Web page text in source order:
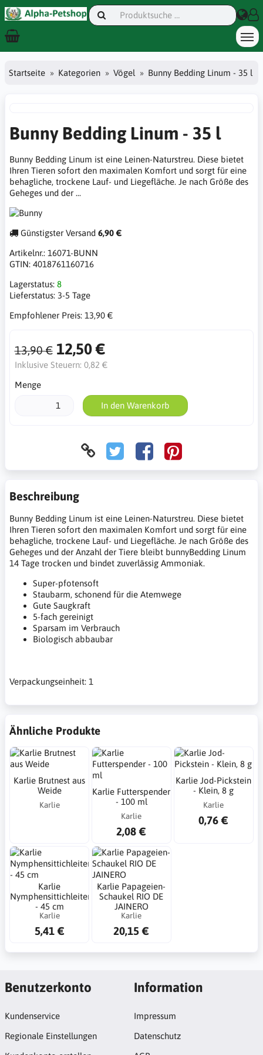
Startseite Kategorien Vögel Bunny Bedding Linum - 35 l
Bunny Bedding Linum - 35 l
Bunny Bedding Linum ist eine Leinen-Naturstreu. Diese bietet
Ihren Tieren sofort den maximalen Komfort und sorgt für eine
behagliche, trockene Lauf- und Liegefläche. Je nach Größe des
Geheges und der ...
Günstigster Versand 6,90 €
Artikelnr.: 16071-BUNN
GTIN: 4018761160716
Lagerstatus: 8
Lieferstatus: 3-5 Tage
Empfohlener Preis: 13,90 €
13,90 € 12,50 €
Inklusive Steuern: 0,82 €
Menge
In den Warenkorb
Beschreibung
Bunny Bedding Linum ist eine Leinen-Naturstreu. Diese bietet
Ihren Tieren sofort den maximalen Komfort und sorgt für eine
behagliche, trockene Lauf- und Liegefläche. Je nach Größe des
Geheges und der Anzahl der Tiere bleibt bunnyBedding Linum
14 Tage trocken und bindet zuverlässig Ammoniak.
Super-pfotensoft
Staubarm, schonend für die Atemwege
Gute Saugkraft
5-fach gereinigt
Sparsam im Verbrauch
Biologisch abbaubar
Verpackungseinheit: 1
Ähnliche Produkte
Karlie Brutnest aus
Weide
Karlie
Karlie Futterspender
- 100 ml
Karlie
2,08 €
Karlie Jod-Pickstein
- Klein, 8 g
Karlie
0,76 €
Karlie
Nymphensittichleiter
- 45 cm
Karlie
5,41 €
Karlie Papageien-
Schaukel RIO DE
JAINERO
Karlie
20,15 €
Benutzerkonto
Kundenservice
Regionale Einstellungen
Information
Impressum
Datenschutz